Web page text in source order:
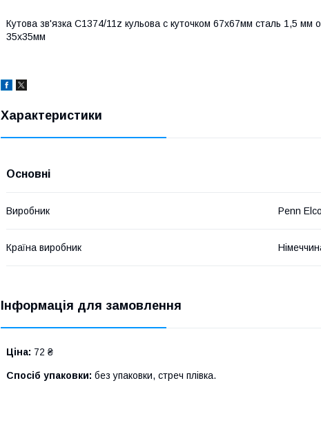
Кутова зв'язка C1374/11z кульова c куточком 67х67мм сталь 1,5
35х35мм
Характеристики
Основні
Виробник Penn
Країна виробник
Інформація для замовлення
Ціна: 72 ₴
Спосіб упаковки: без упаковки, стреч плівка.